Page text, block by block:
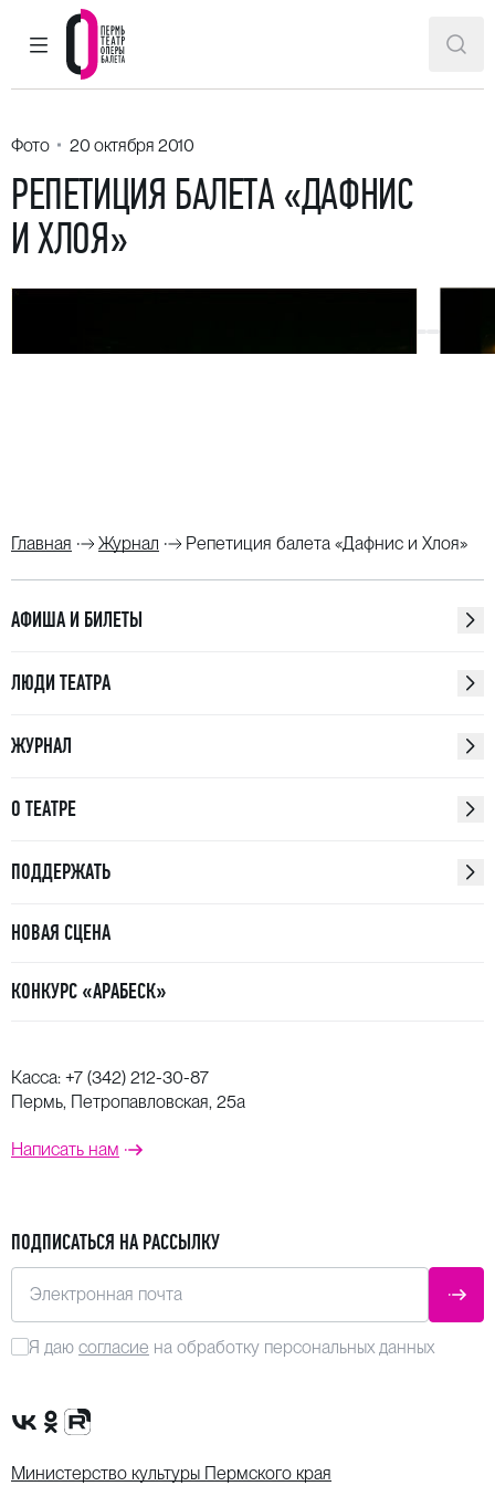
ГЛАВНОЕ МЕНЮ
Пермский театр оперы и балета
Фото 20 октября 2010
РЕПЕТИЦИЯ БАЛЕТА «ДАФНИС
И ХЛОЯ»
Главная Журнал Репетиция балета «Дафнис и Хлоя»
АФИША И БИЛЕТЫ
ЛЮДИ ТЕАТРА
ЖУРНАЛ
О ТЕАТРЕ
ПОДДЕРЖАТЬ
НОВАЯ СЦЕНА
КОНКУРС «АРАБЕСК»
Касса: +7 (342) 212-30-87
Пермь, Петропавловская, 25а
Написать нам
ПОДПИСАТЬСЯ НА РАССЫЛКУ
Электронная почта
Я даю согласие на обработку персональных данных
Сообщество VK
Группа в одноклассниках
Канал Rutube
Министерство культуры Пермского края